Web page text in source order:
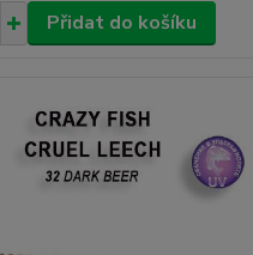
Přidat do košíku